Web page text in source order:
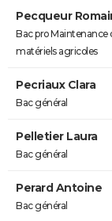
Pecqueur
Bac pro Maintenance
matériels agricoles
Pecriaux Clara
Bac général
Pelletier Laura
Bac général
Perard Antoine
Bac général